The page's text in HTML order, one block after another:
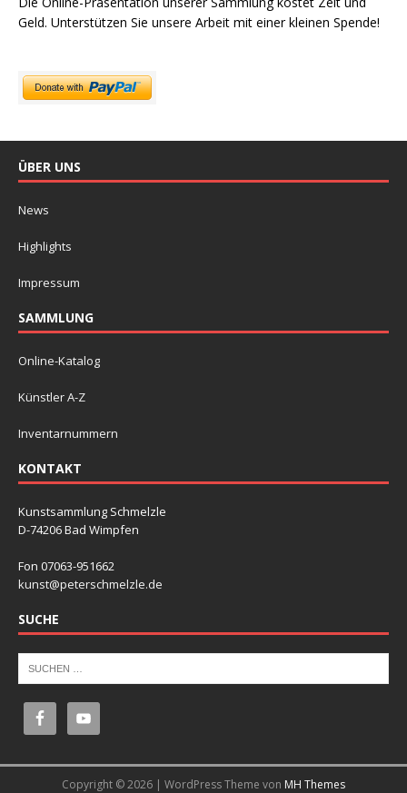
Geld. Unterstützen Sie unsere Arbeit mit einer kleinen Spende!
ÜBER UNS
News
Highlights
Impressum
SAMMLUNG
Online-Katalog
Künstler A-Z
Inventarnummern
KONTAKT
Kunstsammlung Schmelzle
D-74206 Bad Wimpfen
Fon 07063-951662
kunst@peterschmelzle.de
SUCHE
Copyright © 2026 | WordPress Theme von MH Themes